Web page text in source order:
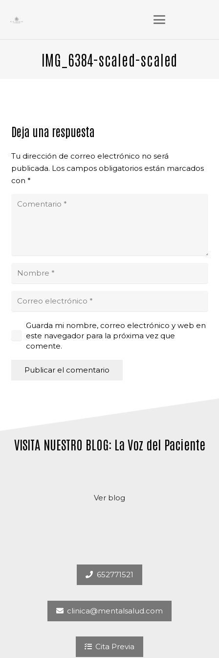
IMG_6384-scaled-scaled
Deja una respuesta
Tu dirección de correo electrónico no será
publicada. Los campos obligatorios están marcados
con *
Guarda mi nombre, correo electrónico y web en
este navegador para la próxima vez que
comente.
Publicar el comentario
VISITA NUESTRO BLOG: La Voz del Paciente
Ver blog
652771521
clinica@mentalsalud.com
Cita Previa